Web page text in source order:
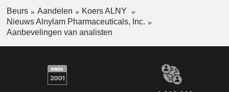
Beurs Aandelen
Koers ALNY
Nieuws Alnylam Pharmaceuticals, Inc.
Aanbevelingen van analisten